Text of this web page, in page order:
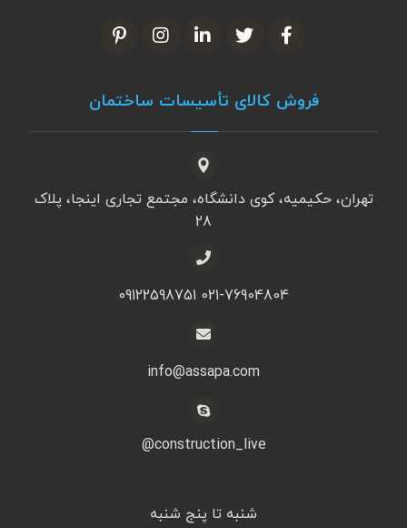
فروش کالای تأسیسات ساختمان
تهران، حکیمیه، کوی دانشگاه، مجتمع تجاری اینجا، پلاک
28
021-76904804 09122598751
info@assapa.com
construction_live@
شنبه تا پنج شنبه